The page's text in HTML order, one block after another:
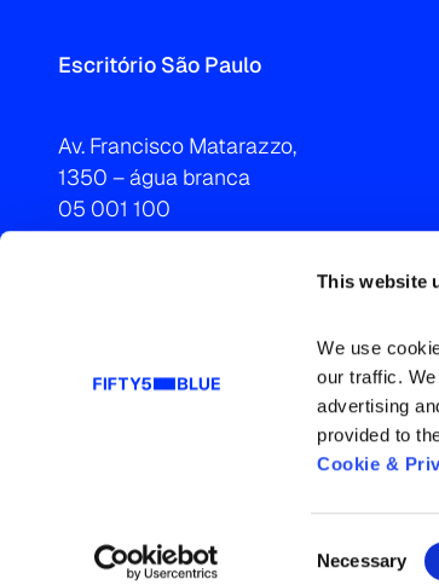
This website
We use
our traffic.
advertising
provided to
Cookie &
Selection
Necessary
Escritório São Paulo
Av. Francisco Matarazzo,
1350 – água branca
05 001 100
Brasil
Governança CorporativaPolítica de Privacidade e Cookies